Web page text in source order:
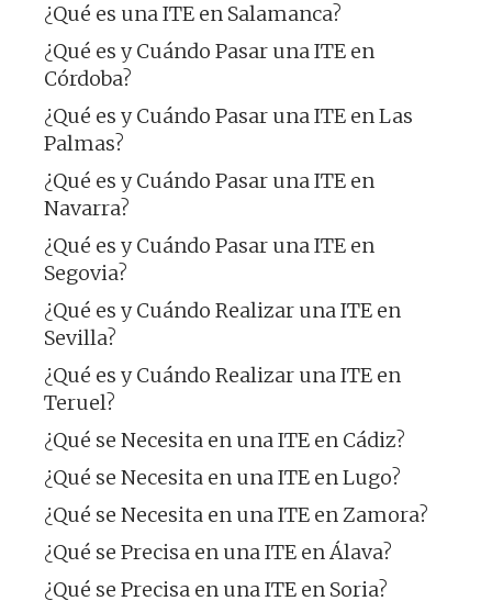
¿Qué es una ITE en Salamanca?
¿Qué es y Cuándo Pasar una ITE en
Córdoba?
¿Qué es y Cuándo Pasar una ITE en Las
Palmas?
¿Qué es y Cuándo Pasar una ITE en
Navarra?
¿Qué es y Cuándo Pasar una ITE en
Segovia?
¿Qué es y Cuándo Realizar una ITE en
Sevilla?
¿Qué es y Cuándo Realizar una ITE en
Teruel?
¿Qué se Necesita en una ITE en Cádiz?
¿Qué se Necesita en una ITE en Lugo?
¿Qué se Necesita en una ITE en Zamora?
¿Qué se Precisa en una ITE en Álava?
¿Qué se Precisa en una ITE en Soria?